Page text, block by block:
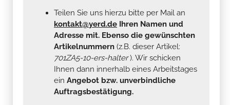
Teilen Sie uns hierzu bitte per Mail an
kontakt@yerd.de Ihren Namen und
Adresse mit. Ebenso die gewünschten
Artikelnummern (z.B. dieser Artikel:
701ZA5-10-ers-halter). Wir schicken
Ihnen dann innerhalb eines Arbeitstages
ein Angebot bzw. unverbindliche
Auftragsbestätigung.